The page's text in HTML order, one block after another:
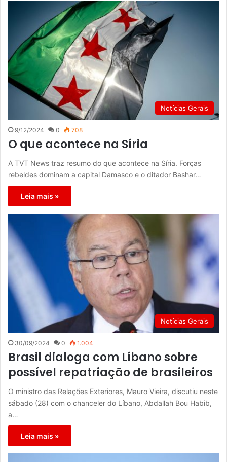
Notícias Gerais
9/12/2024 0 708
O que acontece na Síria
A TVT News traz resumo do que acontece na Síria. Forças
rebeldes dominam a capital Damasco e o ditador Bashar…
Leia mais »
Notícias Gerais
30/09/2024 0 1.004
Brasil dialoga com Líbano sobre
possível repatriação de brasileiros
O ministro das Relações Exteriores, Mauro Vieira, discutiu neste
sábado (28) com o chanceler do Líbano, Abdallah Bou Habib,
a…
Leia mais »